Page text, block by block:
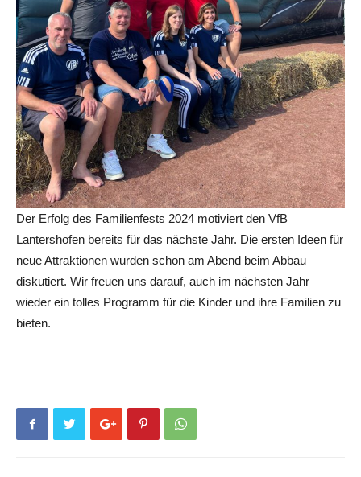
Der Erfolg des Familienfests 2024 motiviert den VfB
Lantershofen bereits für das nächste Jahr. Die ersten Ideen für
neue Attraktionen wurden schon am Abend beim Abbau
diskutiert. Wir freuen uns darauf, auch im nächsten Jahr
wieder ein tolles Programm für die Kinder und ihre Familien zu
bieten.